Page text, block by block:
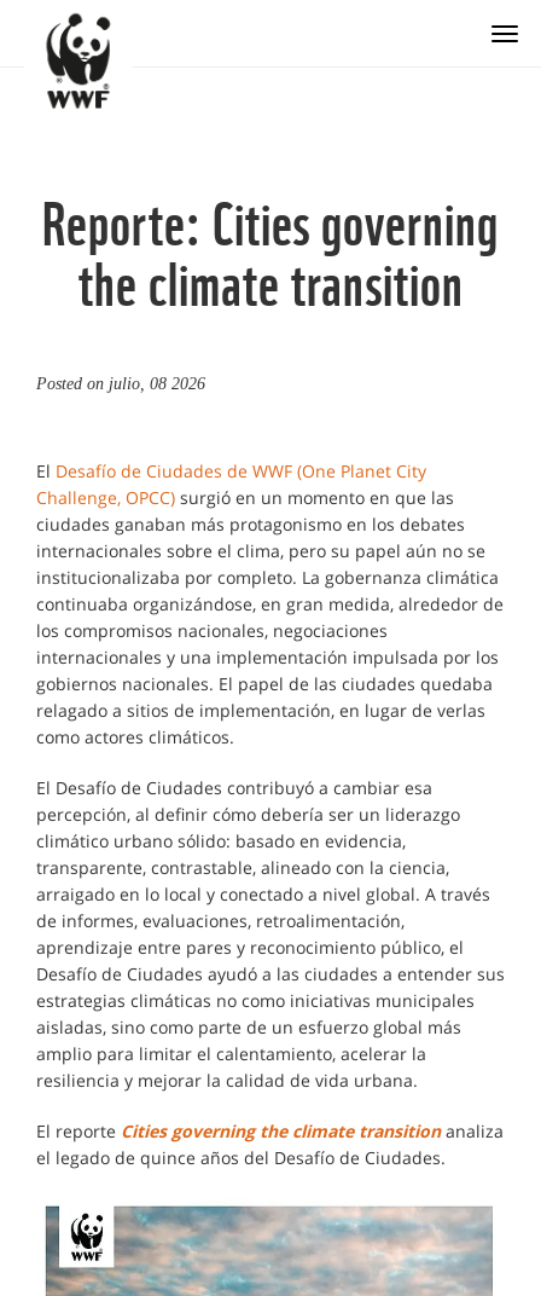
Reporte: Cities governing
the climate transition
Posted on julio, 08 2026
El Desafío de Ciudades de WWF (One Planet City
Challenge, OPCC) surgió en un momento en que las
ciudades ganaban más protagonismo en los debates
internacionales sobre el clima, pero su papel aún no se
institucionalizaba por completo. La gobernanza climática
continuaba organizándose, en gran medida, alrededor de
los compromisos nacionales, negociaciones
internacionales y una implementación impulsada por los
gobiernos nacionales. El papel de las ciudades quedaba
relagado a sitios de implementación, en lugar de verlas
como actores climáticos.
El Desafío de Ciudades contribuyó a cambiar esa
percepción, al definir cómo debería ser un liderazgo
climático urbano sólido: basado en evidencia,
transparente, contrastable, alineado con la ciencia,
arraigado en lo local y conectado a nivel global. A través
de informes, evaluaciones, retroalimentación,
aprendizaje entre pares y reconocimiento público, el
Desafío de Ciudades ayudó a las ciudades a entender sus
estrategias climáticas no como iniciativas municipales
aisladas, sino como parte de un esfuerzo global más
amplio para limitar el calentamiento, acelerar la
resiliencia y mejorar la calidad de vida urbana.
El reporte Cities governing the climate transitionanaliza
el legado de quince años del Desafío de Ciudades.